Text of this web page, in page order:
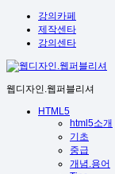
강의카페
제작센타
강의센타
웹디자인.웹퍼블리셔
HTML5
html5소개
기초
중급
개념.용어